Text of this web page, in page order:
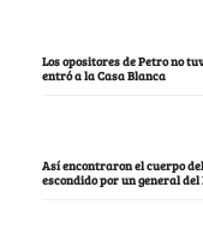
Los opositores de Petro no
entró a la Casa Blanca
Así encontraron el cuerpo
escondido por un general del